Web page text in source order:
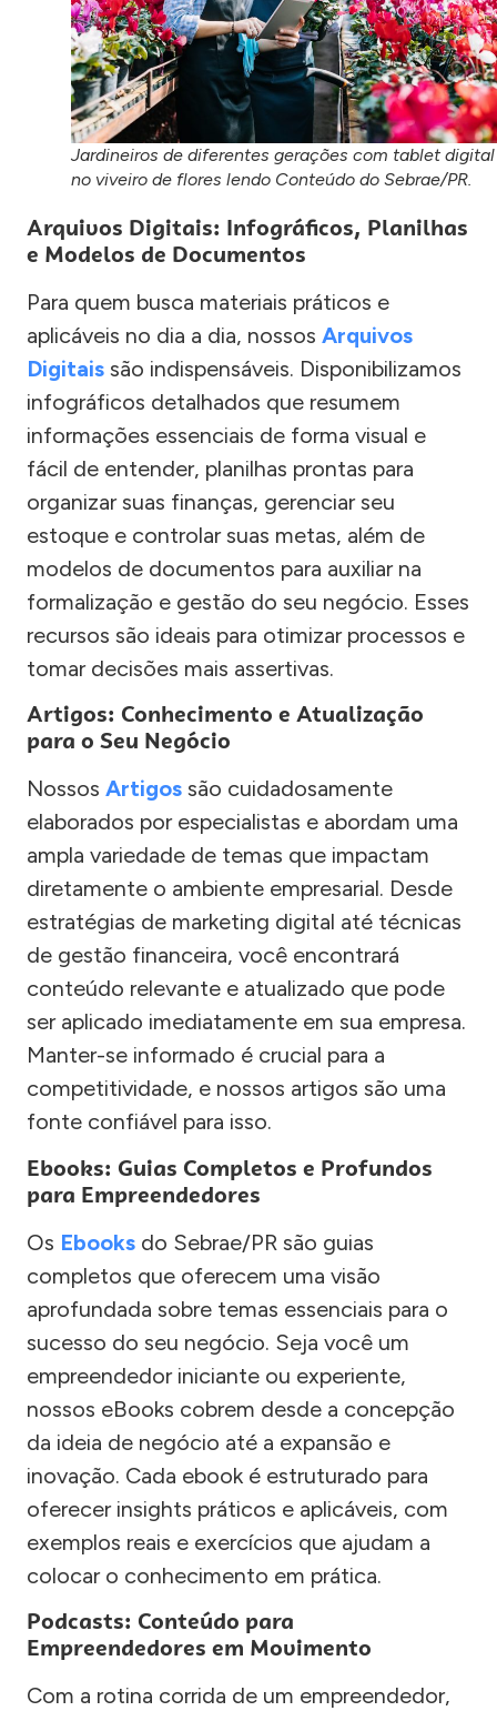
Jardineiros de diferentes gerações com tablet digital
no viveiro de flores lendo Conteúdo do Sebrae/PR.
Arquivos Digitais: Infográficos, Planilhas
e Modelos de Documentos
Para quem busca materiais práticos e
aplicáveis no dia a dia, nossos Arquivos
Digitais são indispensáveis. Disponibilizamos
infográficos detalhados que resumem
informações essenciais de forma visual e
fácil de entender, planilhas prontas para
organizar suas finanças, gerenciar seu
estoque e controlar suas metas, além de
modelos de documentos para auxiliar na
formalização e gestão do seu negócio. Esses
recursos são ideais para otimizar processos e
tomar decisões mais assertivas.
Artigos: Conhecimento e Atualização
para o Seu Negócio
Nossos Artigos são cuidadosamente
elaborados por especialistas e abordam uma
ampla variedade de temas que impactam
diretamente o ambiente empresarial. Desde
estratégias de marketing digital até técnicas
de gestão financeira, você encontrará
conteúdo relevante e atualizado que pode
ser aplicado imediatamente em sua empresa.
Manter-se informado é crucial para a
competitividade, e nossos artigos são uma
fonte confiável para isso.
Ebooks: Guias Completos e Profundos
para Empreendedores
Os Ebooks do Sebrae/PR são guias
completos que oferecem uma visão
aprofundada sobre temas essenciais para o
sucesso do seu negócio. Seja você um
empreendedor iniciante ou experiente,
nossos eBooks cobrem desde a concepção
da ideia de negócio até a expansão e
inovação. Cada ebook é estruturado para
oferecer insights práticos e aplicáveis, com
exemplos reais e exercícios que ajudam a
colocar o conhecimento em prática.
Podcasts: Conteúdo para
Empreendedores em Movimento
Com a rotina corrida de um empreendedor,